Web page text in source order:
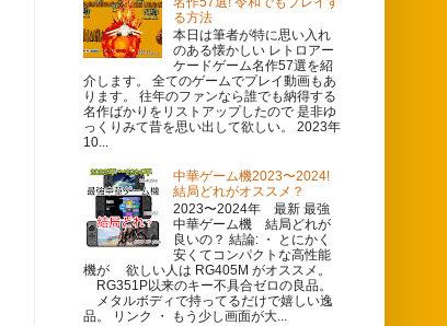
る方法
本日は筆者が特に思い入れ
のある懐かしい レトロアー
ケードゲーム名作57選を紹
介します。 全てのゲームでプレイ動画もあ
ります。 往年のファンなら誰でも納得する
名作ばかりをリストアップしたので 是非ゆ
っくりみて昔を思い出して欲しい。 2023年
10...
中華ゲーム機2023〜2024!
結局どれがオススメ？
2023〜2024年 最新 最強
中華ゲーム機 結局どれが
良いの？ 結論: ・ とにかく
安くてコンパクトな高性能
機が 欲しい人は RG405M がオススメ。
RG351P以来のキー不具合ゼロの良品。
メタルボディで持ってるだけで嬉しい逸
品。 リンク ・ もう少し画面が大...